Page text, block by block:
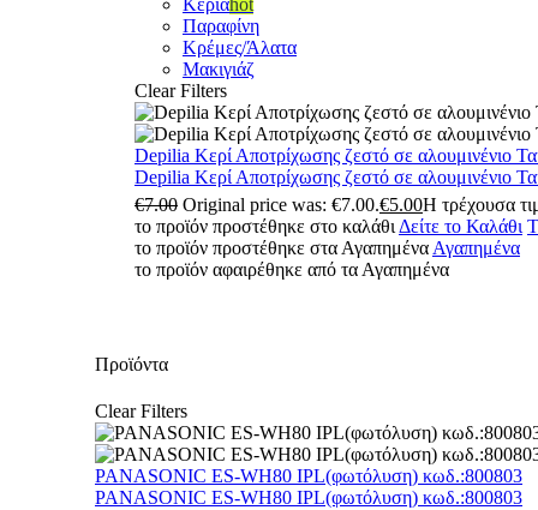
Κεριάhot
Παραφίνη
Κρέμες/Άλατα
Μακιγιάζ
Clear Filters
Depilia Κερί Αποτρίχωσης ζεστό σε αλουμινένιο
Depilia Κερί Αποτρίχωσης ζεστό σε αλουμινένιο
€7.00 Original price was: €7.00.€5.00Η τρέχουσα
το προϊόν προστέθηκε στο καλάθι Δείτε το Καλάθι
το προϊόν προστέθηκε στα Αγαπημένα Αγαπημένα
το προϊόν αφαιρέθηκε από τα Αγαπημένα
Προϊόντα
Clear Filters
PANASONIC ES-WH80 IPL(φωτόλυση) κωδ.:800803
PANASONIC ES-WH80 IPL(φωτόλυση) κωδ.:800803